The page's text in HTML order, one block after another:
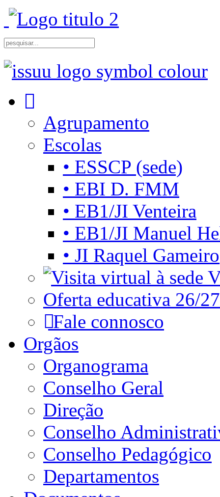
Agrupamento
Escolas
• ESSCP (sede)
• EBI D. FMM
• EB1/JI Venteira
• EB1/JI Manuel
• JI Raquel Gameiro
Oferta educativa 26/27
Fale connosco
Orgãos
Organograma
Conselho Geral
Direção
Conselho
Conselho Pedagógico
Departamentos